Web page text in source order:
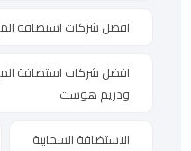
افضل شركات استضافة
افضل شركات استضافة
ودريم هوست
الاستضافة السحابية